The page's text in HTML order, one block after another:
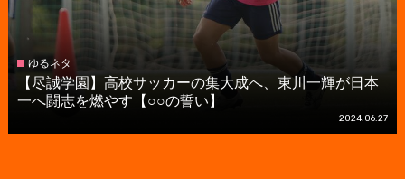
ゆるネタ
【尽誠学園】高校サッカーの集大成へ、東川一輝が日本
一へ闘志を燃やす【○○の誓い】
2024.06.27